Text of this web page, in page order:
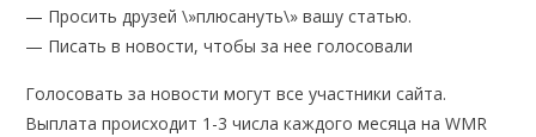
— Просить друзей \»плюсануть\» вашу статью.
— Писать в новости, чтобы за нее голосовали
Голосовать за новости могут все участники сайта.
Выплата происходит 1-3 числа каждого месяца на WMR